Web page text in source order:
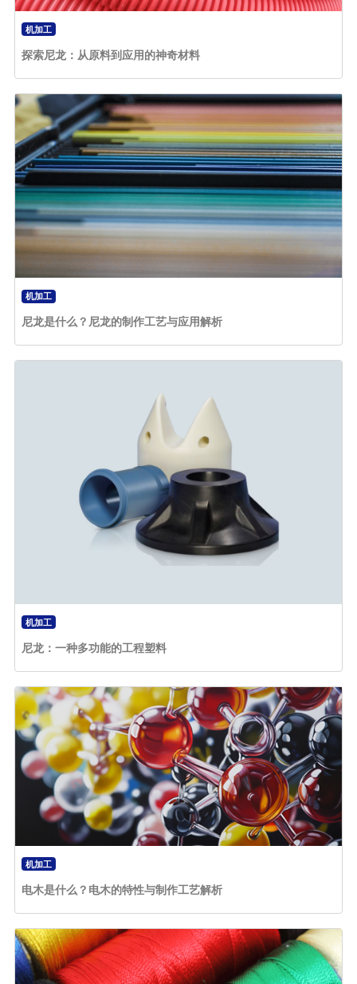
机加工
探索尼龙：从原料到应用的神奇材料
机加工
尼龙是什么？尼龙的制作工艺与应用解析
机加工
尼龙：一种多功能的工程塑料
机加工
电木是什么？电木的特性与制作工艺解析